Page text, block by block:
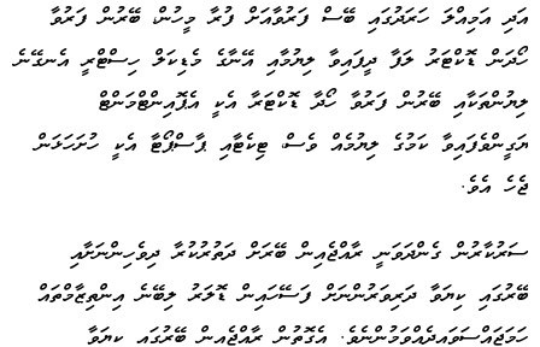
އަދި އަމިއްލަ ހަރަދުގައި ބޭސް ފަރުވާއަށް ފުރާ މީހުން، ބޭރުން ފަރުވާ
ހޯދަން ޑޮކްޓަރު ލަފާ ދީފައިވާ ލިޔުމާއި އޭނާގެ މެޑިކަލް ހިސްޓްރީ އެނގޭނެ
ލިޔުންތަކާއި ބޭރުން ފަރުވާ ހޯދާ ޑޮކްޓަރާ އެކީ އެޕޮއިންޓްމަންޓް
ޔަގީންވެފައިވާ ކަމުގެ ލިޔުމެއް ވެސް، ޓިކެޓާއި ޕާސްޕޯޓާ އެކީ ހުށަހަޅަން
ޖެހެ އެވެ.
ސަރުކާރުން ގެންދަވަނީ ރާއްޖެއިން ބޭރަށް ދަތުރުކުރާ ދިވެހިންނަށާއި
ބޭރުގައި ކިޔަވާ ދަރިވަރުންނަށް ފަސޭހައިން ޑޮލަރު ލިބޭނެ އިންތިޒާމްތައް
ހަމަޖައްސަވައިދެއްވަމުންނެވެ. އެގޮތުން ރާއްޖެއިން ބޭރުގައި ކިޔަވާ